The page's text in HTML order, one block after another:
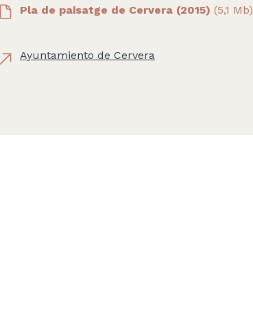
Pla de paisatge de Cervera (2015) (5,1 Mb)
Ayuntamiento de Cervera